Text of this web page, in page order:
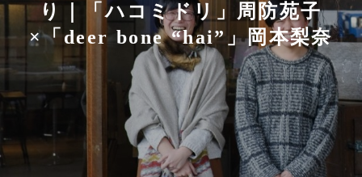
り｜「ハコミドリ」周防苑子
×「deer bone “hai”」岡本梨奈
灯台もと暮らしとは？
お問い合わせ
利用規約
個人情報保護方針
運営会社